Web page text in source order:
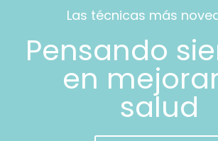
Las técnicas más
Pensando
en
salud